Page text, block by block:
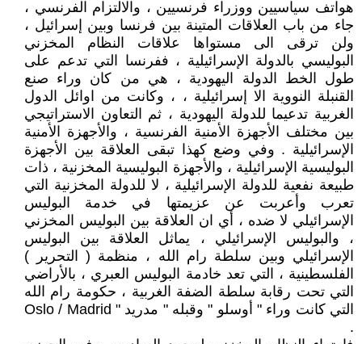
هواتف سياسيين ووزراء فرنسيين ، والالتزام الفرنسي ،
جاء من باب العلاقات المتينة بين فرنسا وبين إسرائيل ،
ولن ترقى الى مستواها علاقات النظام المخزني
البوليسي بالدولة الإسرائيلية ، ففرنسا التي تدعم على
طول الخط الدولة اليهودية ، هي من كان وراء صنع
القنبلة النووية الا إسرائيلية ، ، وكانت من اوائل الدول
الغربية تدعيما للدولة اليهودية ، ثم التعاون الاستراتيجي
بين مختلف الأجهزة الأمنية الفرنسية ، والأجهزة الأمنية
الإسرائيلية . وفي وضع كهذا تبقى العلاقة بين الأجهزة
البوليسية الإسرائيلية ، والأجهزة البوليسية المخزنية ، ذات
طبيعة نفعية للدولة الإسرائيلية ، لا للدولة المخزنية التي
تعرب وأعربت عن عزيمتها في خدمة البوليس
الإسرائيلي لا ضده ، أي ان العلاقة بين البوليس المخزني
، والبوليس الإسرائيلي ، يماثل العلاقة بين البوليس
الإسرائيلي وبين سلطة رام الله ، منظمة ( التحرير )
الفلسطينية ، التي تعد خادمة البوليس العبري ، بالأراضي
التي تحت رقابة سلطة الضفة الغربية ، حكومة رام الله
التي كانت وراء " أوسلو " وقبله " مدريد " Oslo / Madrid
.